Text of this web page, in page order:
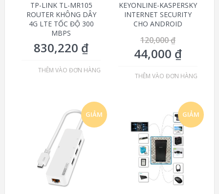
TP-LINK TL-MR105
ROUTER KHÔNG DÂY
4G LTE TỐC ĐỘ 300
MBPS
830,220 ₫
THÊM VÀO ĐƠN HÀNG
KEYONLINE-KASPERSKY
INTERNET SECURITY
CHO ANDROID
120,000₫
44,000 ₫
THÊM VÀO ĐƠN HÀNG
GIẢM GIẢM